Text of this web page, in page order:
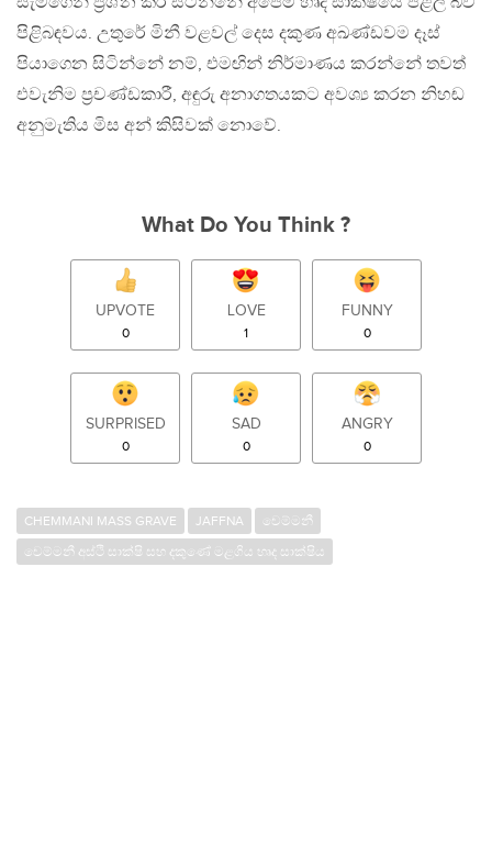
පිළිබඳවය. උතුරේ මිනී වළවල් දෙස දකුණ අඛණ්ඩවම දෑස්
පියාගෙන සිටින්නේ නම්, එමඟින් නිර්මාණය කරන්නේ තවත්
එවැනිම ප්‍රචණ්ඩකාරී, අඳුරු අනාගතයකට අවශ්‍ය කරන නිහඬ
අනුමැතිය මිස අන් කිසිවක් නොවේ.
What Do You Think ?
UPVOTE
0
LOVE
1
FUNNY
0
SURPRISED
0
SAD
0
ANGRY
0
CHEMMANI MASS GRAVE JAFFNA
චෙම්මනී
චෙම්මනී අස්ථි සාක්ෂි සහ දකුණේ මළගිය හෘද සාක්ෂිය